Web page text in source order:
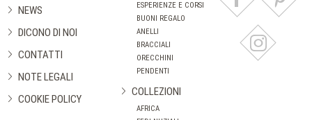
NEWS
DICONO DI NOI
CONTATTI
NOTE LEGALI
COOKIE POLICY
ESPERIENZE E CORSI
BUONI REGALO
ANELLI
BRACCIALI
ORECCHINI
PENDENTI
COLLEZIONI
AFRICA